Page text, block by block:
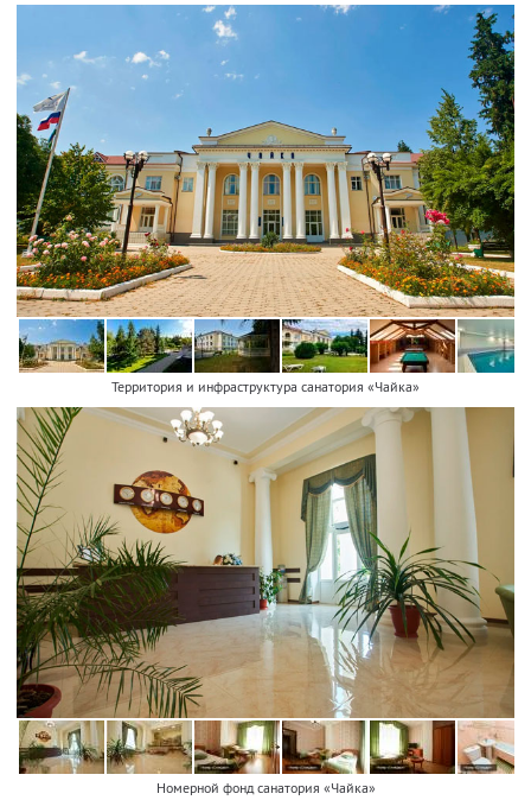
Территория и инфраструктура санатория «Чайка»
Номерной фонд санатория «Чайка»